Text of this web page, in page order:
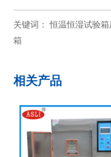
关键词：恒温恒湿试验箱
箱
相关产品